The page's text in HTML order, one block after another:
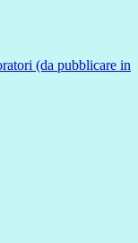
(da pubblicare in